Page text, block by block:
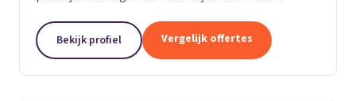
schijven. Direct antwoord en flexibele
inzetbaarheid....
Bekijk profiel Vergelijk offertes